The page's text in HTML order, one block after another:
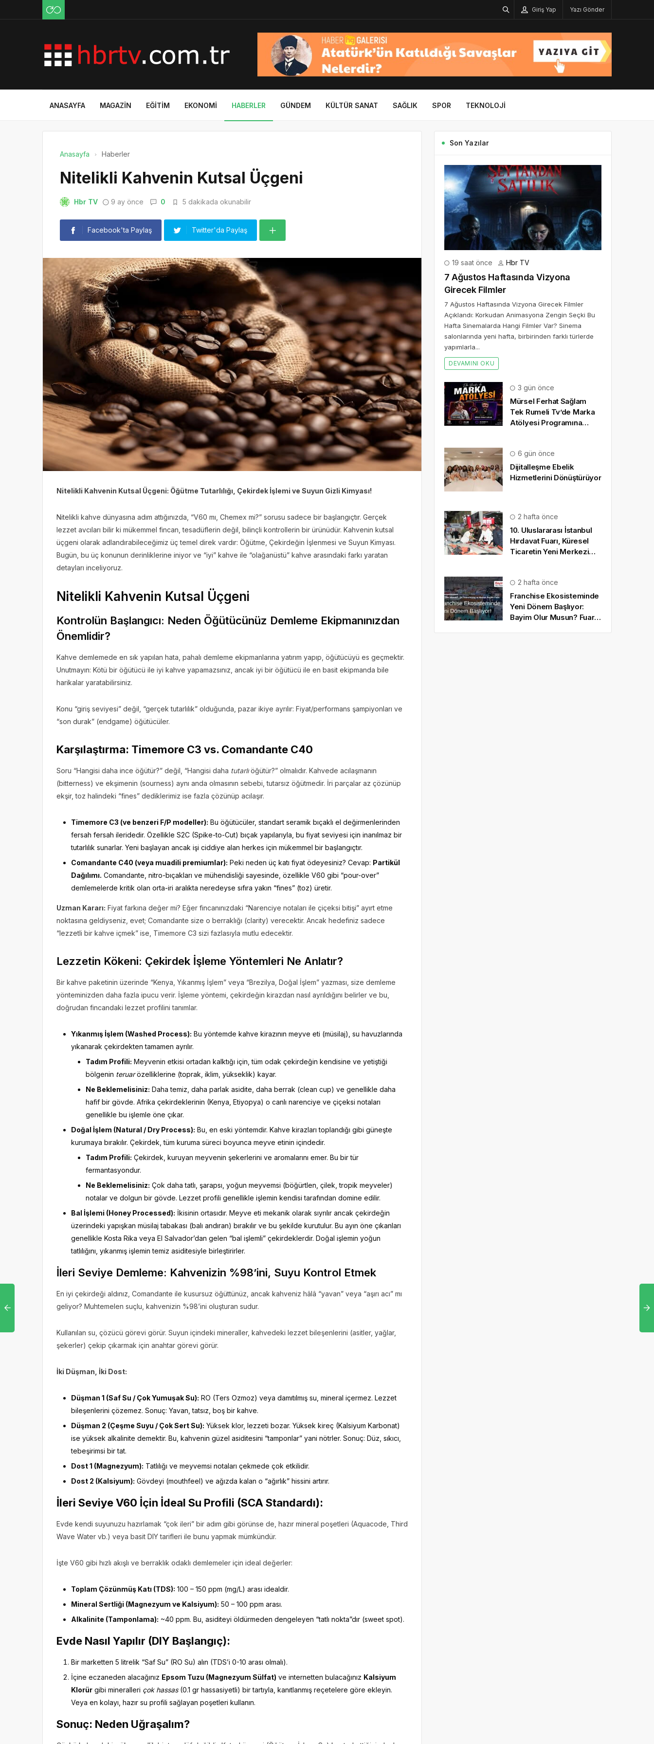
Giriş Yap Yazı Gönder
ANASAYFA MAGAZIN EĞITIM EKONOMI HABERLER GÜNDEM KÜLTÜR SANAT SAĞLIK SPOR TEKNOLOJI
Anasayfa Haberler
Nitelikli Kahvenin Kutsal Üçgeni
Hbr TV 9 ay önce 0 5 dakikada okunabilir
Facebook'ta Paylaş Twitter'da Paylaş
Nitelikli Kahvenin Kutsal Üçgeni: Öğütme Tutarlılığı, Çekirdek İşlemi ve Suyun Gizli Kimyası!
Nitelikli kahve dünyasına adım attığınızda, “V60 mı, Chemex mi?” sorusu sadece bir başlangıçtır. Gerçek
lezzet avcıları bilir ki mükemmel fincan, tesadüflerin değil, bilinçli kontrollerin bir ürünüdür. Kahvenin kutsal
üçgeni olarak adlandırabileceğimiz üç temel direk vardır: Öğütme, Çekirdeğin İşlenmesi ve Suyun Kimyası.
Bugün, bu üç konunun derinliklerine iniyor ve “iyi” kahve ile “olağanüstü” kahve arasındaki farkı yaratan
detayları inceliyoruz.
Nitelikli Kahvenin Kutsal Üçgeni
Kontrolün Başlangıcı: Neden Öğütücünüz Demleme Ekipmanınızdan
Önemlidir?
Kahve demlemede en sık yapılan hata, pahalı demleme ekipmanlarına yatırım yapıp, öğütücüyü es geçmektir.
Unutmayın: Kötü bir öğütücü ile iyi kahve yapamazsınız, ancak iyi bir öğütücü ile en basit ekipmanda bile
harikalar yaratabilirsiniz.
Konu “giriş seviyesi” değil, “gerçek tutarlılık” olduğunda, pazar ikiye ayrılır: Fiyat/performans şampiyonları ve
“son durak” (endgame) öğütücüler.
Karşılaştırma: Timemore C3 vs. Comandante C40
Soru “Hangisi daha ince öğütür?” değil, “Hangisi daha tutarlıöğütür?” olmalıdır. Kahvede acılaşmanın
(bitterness) ve ekşimenin (sourness) aynı anda olmasının sebebi, tutarsız öğütmedir. İri parçalar az çözünüp
ekşir, toz halindeki “fines” dediklerimiz ise fazla çözünüp acılaşır.
Timemore C3 (ve benzeri F/P modeller): Bu öğütücüler, standart seramik bıçaklı el değirmenlerinden
fersah fersah ileridedir. Özellikle S2C (Spike-to-Cut) bıçak yapılarıyla, bu fiyat seviyesi için inanılmaz bir
tutarlılık sunarlar. Yeni başlayan ancak işi ciddiye alan herkes için mükemmel bir başlangıçtır.
Comandante C40 (veya muadili premiumlar): Peki neden üç katı fiyat ödeyesiniz? Cevap: Partikül
Dağılımı. Comandante, nitro-bıçakları ve mühendisliği sayesinde, özellikle V60 gibi “pour-over”
demlemelerde kritik olan orta-iri aralıkta neredeyse sıfıra yakın “fines” (toz) üretir.
Uzman Kararı: Fiyat farkına değer mi? Eğer fincanınızdaki “Narenciye notaları ile çiçeksi bitişi” ayırt etme
noktasına geldiyseniz, evet; Comandante size o berraklığı (clarity) verecektir. Ancak hedefiniz sadece
“lezzetli bir kahve içmek” ise, Timemore C3 sizi fazlasıyla mutlu edecektir.
Lezzetin Kökeni: Çekirdek İşleme Yöntemleri Ne Anlatır?
Bir kahve paketinin üzerinde “Kenya, Yıkanmış İşlem” veya “Brezilya, Doğal İşlem” yazması, size demleme
yönteminizden daha fazla ipucu verir. İşleme yöntemi, çekirdeğin kirazdan nasıl ayrıldığını belirler ve bu,
doğrudan fincandaki lezzet profilini tanımlar.
Yıkanmış İşlem (Washed Process): Bu yöntemde kahve kirazının meyve eti (müsilaj), su havuzlarında
yıkanarak çekirdekten tamamen ayrılır.
Tadım Profili: Meyvenin etkisi ortadan kalktığı için, tüm odak çekirdeğin kendisine ve yetiştiği
bölgenin teruarözelliklerine (toprak, iklim, yükseklik) kayar.
Ne Beklemelisiniz: Daha temiz, daha parlak asidite, daha berrak (clean cup) ve genellikle daha
hafif bir gövde. Afrika çekirdeklerinin (Kenya, Etiyopya) o canlı narenciye ve çiçeksi notaları
genellikle bu işlemle öne çıkar.
Doğal İşlem (Natural / Dry Process): Bu, en eski yöntemdir. Kahve kirazları toplandığı gibi güneşte
kurumaya bırakılır. Çekirdek, tüm kuruma süreci boyunca meyve etinin içindedir.
Tadım Profili: Çekirdek, kuruyan meyvenin şekerlerini ve aromalarını emer. Bu bir tür
fermantasyondur.
Ne Beklemelisiniz: Çok daha tatlı, şarapsı, yoğun meyvemsi (böğürtlen, çilek, tropik meyveler)
notalar ve dolgun bir gövde. Lezzet profili genellikle işlemin kendisi tarafından domine edilir.
Bal İşlemi (Honey Processed): İkisinin ortasıdır. Meyve eti mekanik olarak sıyrılır ancak çekirdeğin
üzerindeki yapışkan müsilaj tabakası (balı andıran) bırakılır ve bu şekilde kurutulur. Bu ayın öne çıkanları
genellikle Kosta Rika veya El Salvador’dan gelen “bal işlemli” çekirdeklerdir. Doğal işlemin yoğun
tatlılığını, yıkanmış işlemin temiz asiditesiyle birleştirirler.
İleri Seviye Demleme: Kahvenizin %98’ini, Suyu Kontrol Etmek
En iyi çekirdeği aldınız, Comandante ile kusursuz öğüttünüz, ancak kahveniz hâlâ “yavan” veya “aşırı acı” mı
geliyor? Muhtemelen suçlu, kahvenizin %98’ini oluşturan sudur.
Kullanılan su, çözücü görevi görür. Suyun içindeki mineraller, kahvedeki lezzet bileşenlerini (asitler, yağlar,
şekerler) çekip çıkarmak için anahtar görevi görür.
İki Düşman, İki Dost:
Düşman 1 (Saf Su / Çok Yumuşak Su): RO (Ters Ozmoz) veya damıtılmış su, mineral içermez. Lezzet
bileşenlerini çözemez. Sonuç: Yavan, tatsız, boş bir kahve.
Düşman 2 (Çeşme Suyu / Çok Sert Su): Yüksek klor, lezzeti bozar. Yüksek kireç (Kalsiyum Karbonat)
ise yüksek alkalinite demektir. Bu, kahvenin güzel asiditesini “tamponlar” yani nötrler. Sonuç: Düz, sıkıcı,
tebeşirimsi bir tat.
Dost 1 (Magnezyum): Tatlılığı ve meyvemsi notaları çekmede çok etkilidir.
Dost 2 (Kalsiyum): Gövdeyi (mouthfeel) ve ağızda kalan o “ağırlık” hissini artırır.
İleri Seviye V60 İçin İdeal Su Profili (SCA Standardı):
Evde kendi suyunuzu hazırlamak “çok ileri” bir adım gibi görünse de, hazır mineral poşetleri (Aquacode, Third
Wave Water vb.) veya basit DIY tarifleri ile bunu yapmak mümkündür.
İşte V60 gibi hızlı akışlı ve berraklık odaklı demlemeler için ideal değerler:
Toplam Çözünmüş Katı (TDS): 100 – 150 ppm (mg/L) arası idealdir.
Mineral Sertliği (Magnezyum ve Kalsiyum): 50 – 100 ppm arası.
Alkalinite (Tamponlama): ~40 ppm. Bu, asiditeyi öldürmeden dengeleyen “tatlı nokta”dır (sweet spot).
Evde Nasıl Yapılır (DIY Başlangıç):
Bir marketten 5 litrelik “Saf Su” (RO Su) alın (TDS’i 0-10 arası olmalı).
İçine eczaneden alacağınız Epsom Tuzu (Magnezyum Sülfat) ve internetten bulacağınız Kalsiyum
Klorür gibi mineralleri çok hassas(0.1 gr hassasiyetli) bir tartıyla, kanıtlanmış reçetelere göre ekleyin.
Veya en kolayı, hazır su profili sağlayan poşetleri kullanın.
Sonuç: Neden Uğraşalım?
Son Yazılar
19 saat önce Hbr TV
7 Ağustos Haftasında Vizyona
Girecek Filmler
7 Ağustos Haftasında Vizyona Girecek Filmler
Açıklandı: Korkudan Animasyona Zengin Seçki Bu
Hafta Sinemalarda Hangi Filmler Var? Sinema
salonlarında yeni hafta, birbirinden farklı türlerde
yapımlarla...
DEVAMINI OKU
3 gün önce
Mürsel Ferhat Sağlam
Tek Rumeli Tv’de Marka
Atölyesi Programına
6 gün önce
Dijitalleşme Ebelik
Hizmetlerini Dönüştürüyor
2 hafta önce
10. Uluslararası İstanbul
Hırdavat Fuarı, Küresel
Ticaretin Yeni Merkezi
2 hafta önce
Franchise Ekosisteminde
Yeni Dönem Başlıyor:
Bayim Olur Musun? Fuarı